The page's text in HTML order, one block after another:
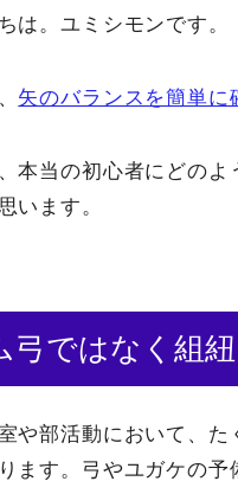
は。ユミシモンです。
矢のバランスを簡単に
本当の初心者にどの
います。
弓ではなく組
や部活動において、
ます。弓やユガケの予